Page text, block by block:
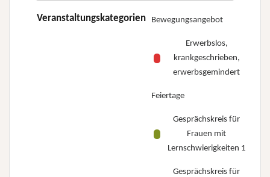
Veranstaltungskategorien Bewegungsangebot
Erwerbslos,
krankgeschrieben,
erwerbsgemindert
Feiertage
Gesprächskreis für
Frauen mit
Lernschwierigkeiten 1
Gesprächskreis für